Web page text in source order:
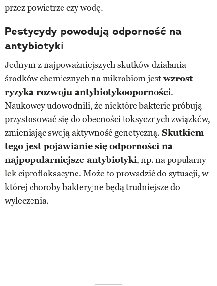
przez powietrze czy wodę.
Pestycydy powodują odporność na
antybiotyki
Jednym z najpoważniejszych skutków działania
środków chemicznych na mikrobiom jestwzrost
ryzyka rozwoju antybiotykooporności.
Naukowcy udowodnili, że niektóre bakterie próbują
przystosować się do obecności toksycznych związków,
zmieniając swoją aktywność genetyczną. Skutkiem
tego jest pojawianie się odporności na
najpopularniejsze antybiotyki, np. na popularny
lek ciprofloksacynę. Może to prowadzić do sytuacji, w
której choroby bakteryjne będą trudniejsze do
wyleczenia.